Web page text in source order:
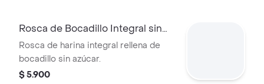
Rosca de Bocadillo Integral sin
Azúcar
Rosca de harina integral rellena de
bocadillo sin azúcar.
$ 5.900